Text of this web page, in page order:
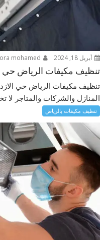
أبريل 18, 2024
تنظيف مكيفات الرياض حي الازدهار
تنظيف مكيفات الرياض حي
المنازل والشركات والمتاجر لا
تنظيف مكيفات بالرياض